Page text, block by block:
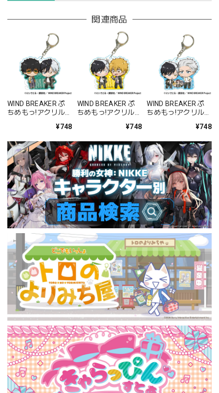
関連商品
WIND BREAKER ぷ
ちめもっ!アクリルキ
¥748
WIND BREAKER ぷ
ちめもっ!アクリルキ
¥748
WIND BREAKER ぷ
ちめもっ!アクリルキ
¥748